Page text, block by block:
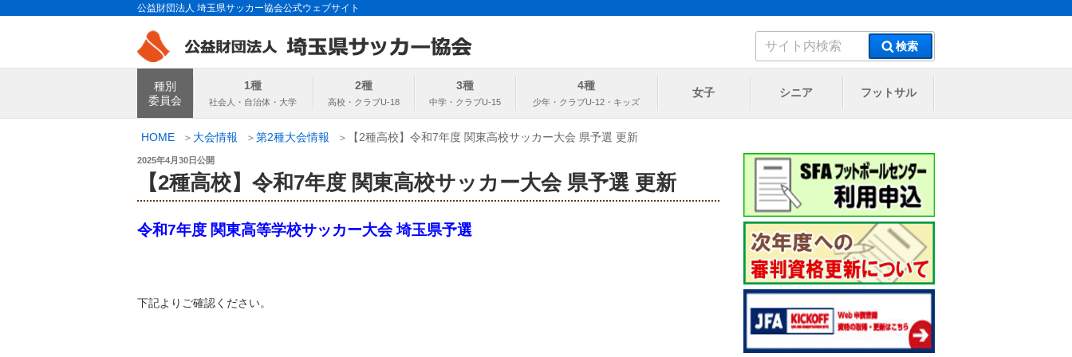
ス
公益財団法人 埼玉県サッカー協会公式ウェブサイト
索:
検索
埼玉県サッカー協会
種別
委員会
1種 2種 3種 4種
女子 シニア フットサル
HOME 大会情報 第2種大会情報 【2種高校】令和7年度 関東高校サッカー大会 県予選 更新
投
2025年4月30日公開
【2種高校】令和7年度 関東高校サッカー大会 県予選 更新
令和7年度 関東高等学校サッカー大会 埼玉県予選
下記よりご確認ください。